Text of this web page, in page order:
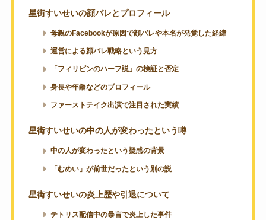
星街すいせいの顔バレとプロフィール
母親のFacebookが原因で顔バレや本名が発覚した経緯
運営による顔バレ戦略という見方
「フィリピンのハーフ説」の検証と否定
身長や年齢などのプロフィール
ファーストテイク出演で注目された実績
星街すいせいの中の人が変わったという噂
中の人が変わったという疑惑の背景
「むめい」が前世だったという別の説
星街すいせいの炎上歴や引退について
テトリス配信中の暴言で炎上した事件